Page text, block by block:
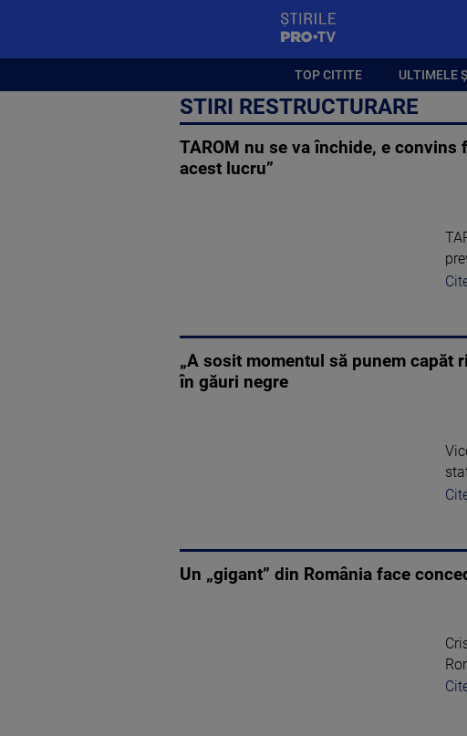
TOP CITITE ULTIMELE
STIRI RESTRUCTURARE
TAROM nu se va închide, e
acest lucru”
„A sosit momentul să punem capăt
în găuri negre
Un „gigant” din România face